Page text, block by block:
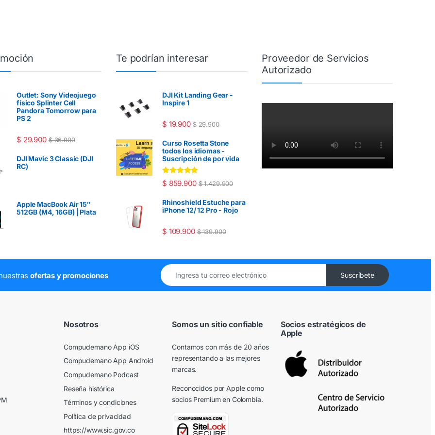
Outlet: Sony Videojuego
físico Splinter Cell
Pandora Tomorrow para
PS 2
$ 29.900 $36.900
DJI Mavic 3 Classic (DJI
RC)
Apple MacBook Air 15″
512GB (M4, 16GB) | Plata
Te podrían interesar
DJI Kit Landing Gear -
Inspire 1
$ 19.900 $29.900
Curso Rosetta Stone
todos los idiomas -
Suscripción de por vida
Valorado en
5.00de 5
$ 859.900 $1.429.900
Rhinoshield Estuche para
iPhone 12/ 12 Pro - Rojo
$ 109.900 $139.900
Proveedor de Servicios
Autorizado
ofertas y promociones
Nosotros
Compudemano App iOS
Compudemano App Android
Compudemano Podcast
Reseña histórica
Términos y condiciones
Política de privacidad
https://www.sic.gov.co
Somos un sitio confiable
Contamos con más de 20 años
representando a las mejores
marcas.
Reconocidos por Applecomo
socios Premium en Colombia.
Socios estratégicos de
Apple